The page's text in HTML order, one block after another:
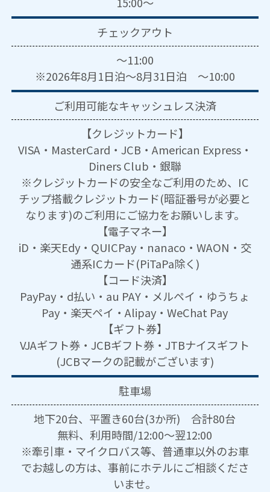
チェックアウト
～11:00
※2026年8月1日泊～8月31日泊 ～10:00
ご利用可能なキャッシュレス決済
【クレジットカード】
VISA・MasterCard・JCB・American Express・
Diners Club・銀聯
※クレジットカードの安全なご利用のため、IC
チップ搭載クレジットカード(暗証番号が必要と
なります)のご利用にご協力をお願いします。
【電子マネー】
iD・楽天Edy・QUICPay・nanaco・WAON・交
通系ICカード(PiTaPa除く)
【コード決済】
PayPay・d払い・au PAY・メルペイ・ゆうちょ
Pay・楽天ペイ・Alipay・WeChat Pay
【ギフト券】
VJAギフト券・JCBギフト券・JTBナイスギフト
(JCBマークの記載がございます)
駐車場
地下20台、平置き60台(3か所) 合計80台
無料、利用時間/12:00～翌12:00
※牽引車・マイクロバス等、普通車以外のお車
でお越しの方は、事前にホテルにご相談くださ
いませ。